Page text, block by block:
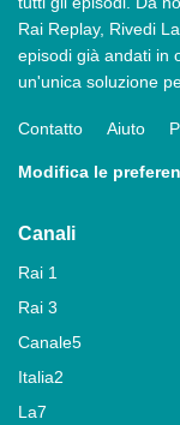
Rai Replay, Rivedi
episodi già andati in
un'unica soluzione
Contatto Aiuto
Modifica le
Canali
Rai 1
Rai 3
Canale5
Italia2
La7